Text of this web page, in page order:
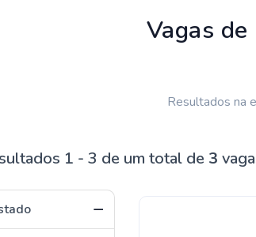
Vagas
Resultados na
1 - 3 de um total de 3